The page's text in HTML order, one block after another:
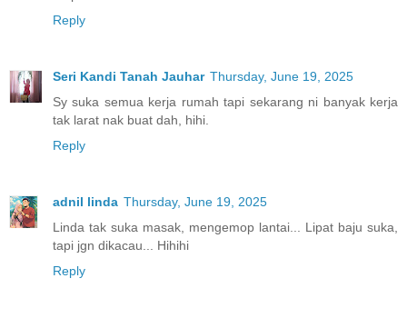
Reply
Seri Kandi Tanah Jauhar Thursday, June 19, 2025
Sy suka semua kerja rumah tapi sekarang ni banyak kerja
tak larat nak buat dah, hihi.
Reply
adnil linda Thursday, June 19, 2025
Linda tak suka masak, mengemop lantai... Lipat baju suka,
tapi jgn dikacau... Hihihi
Reply